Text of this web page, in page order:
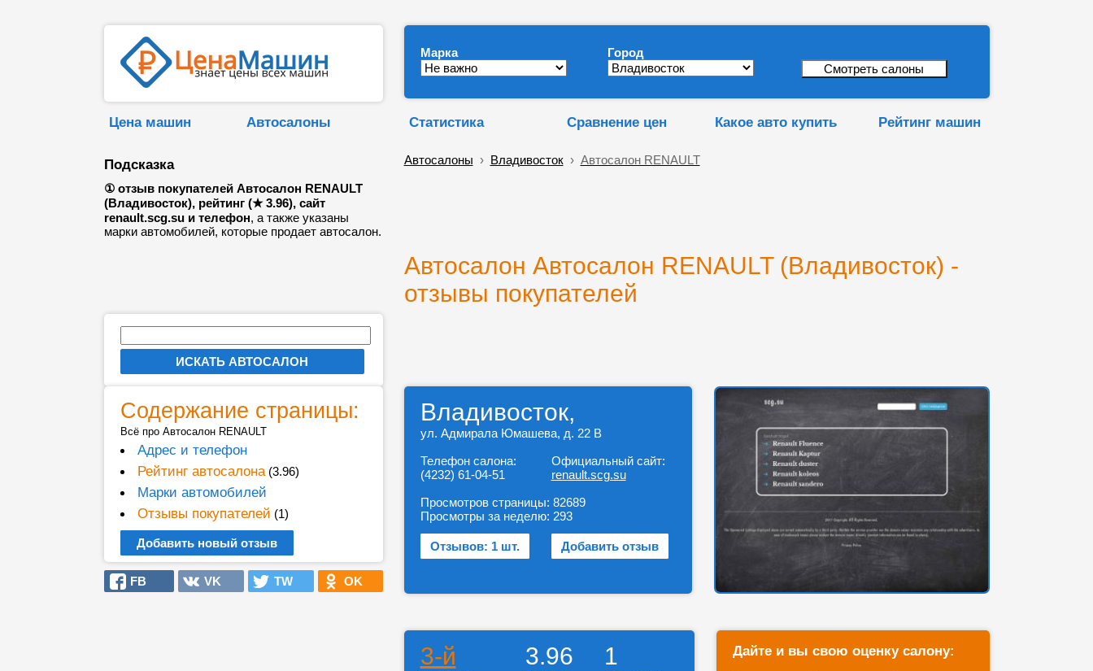
Марка Город
Цена машин Автосалоны Статистика Сравнение цен Какое авто купить Рейтинг машин
Подсказка
① отзыв покупателей Автосалон RENAULT
(Владивосток), рейтинг (★ 3.96), сайт
renault.scg.su и телефон, а также указаны
марки автомобилей, которые продает автосалон.
Автосалоны › Владивосток› Автосалон RENAULT
Автосалон Автосалон RENAULT (Владивосток) -
отзывы покупателей
Содержание страницы:
Всё про Автосалон RENAULT
Адрес и телефон
Рейтинг автосалона(3.96)
Марки автомобилей
Отзывы покупателей (1)
Добавить новый отзыв
FB VK TW OK
Владивосток,
ул. Адмирала Юмашева, д. 22 В
Телефон салона:
(4232) 61-04-51
Официальный сайт:
renault.scg.su
Просмотров страницы:
Просмотры за неделю:
82689
293
Отзывов: 1 шт. Добавить отзыв
3-й 3.96 1 Дайте и вы свою оценку салону: